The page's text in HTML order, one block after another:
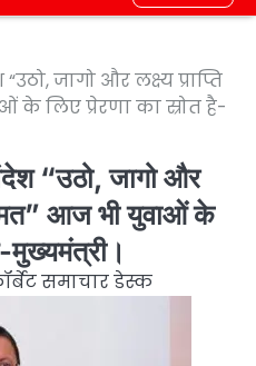
जागो और लक्ष्य प्राप्ति
लिए प्रेरणा का स्रोत है-
“उठो, जागो और
मत” आज भी युवाओं के
मुख्यमंत्री।
समाचार डेस्क